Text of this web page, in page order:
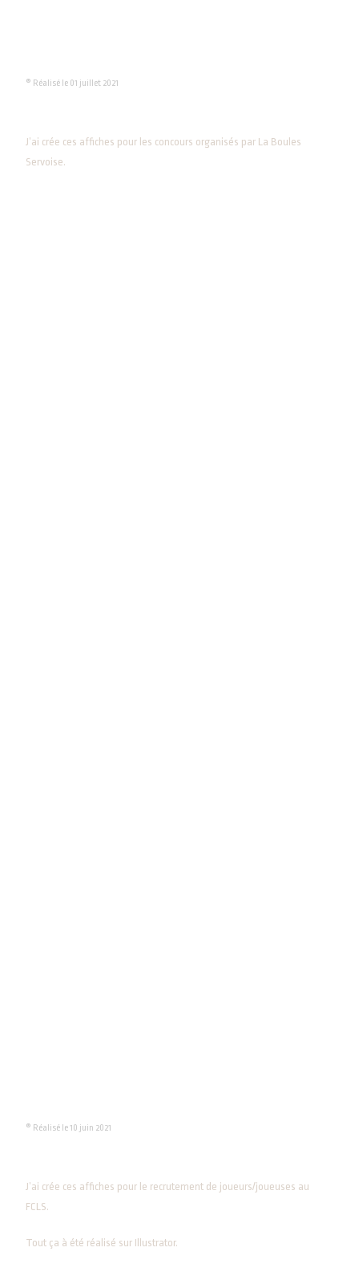
® Réalisé le 01 juillet 2021
J’ai crée ces affiches pour les concours organisés par La Boules
Servoise.
® Réalisé le 10 juin 2021
J’ai crée ces affiches pour le recrutement de joueurs/joueuses au
FCLS.
Tout ça à été réalisé sur Illustrator.